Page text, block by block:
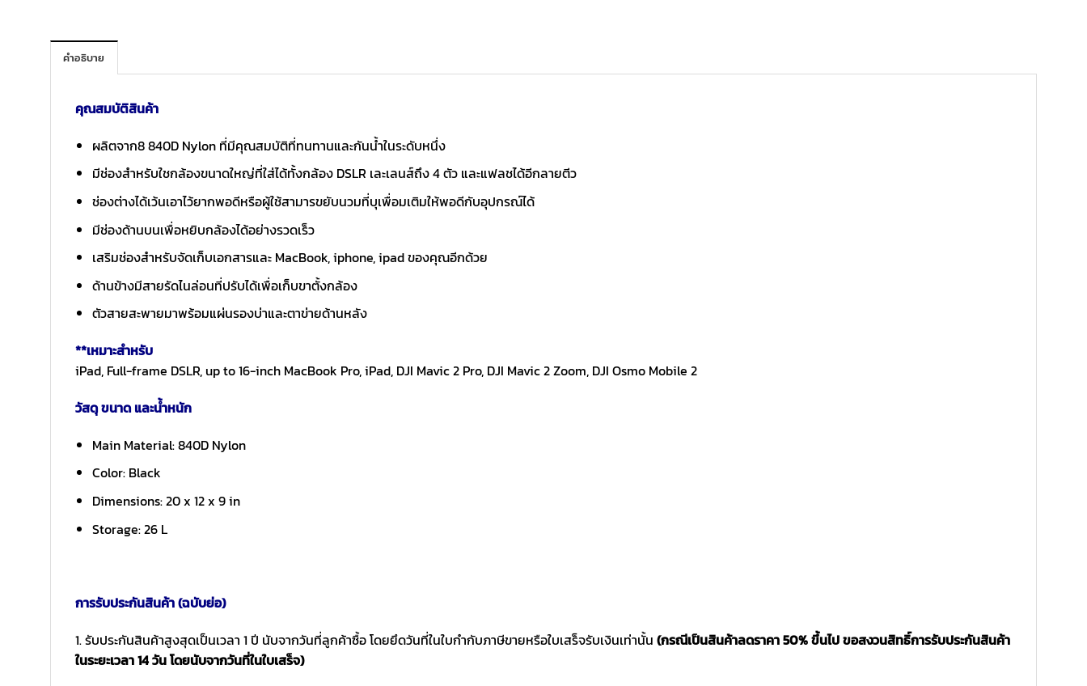
คำอธิบาย
คุณสมบัติสินค้า
ผลิตจาก8 840D Nylon ที่มีคุณสมบัติที่ทนทานและกันน้ำในระดับหนึ่ง
มีช่องสำหรับใชกล้องขนาดใหญ่ที่ใส่ได้ทั้งกล้อง DSLR เละเลนส์ถึง 4 ตัว และแฟลชได้อีกลายตีว
ช่องต่างได้เว้นเอาไว้ยากพอดีหรือผู้ใช้สามารขยับนวมที่บุเพื่อมเติมให้พอดีกับอุปกรณ์ได้
มีช่องด้านบนเพื่อหยิบกล้องได้อย่างรวดเร็ว
เสริมช่องสำหรับจัดเก็บเอกสารและ MacBook, iphone, ipad ของคุณอีกด้วย
ด้านข้างมีสายรัดไนล่อนที่ปรับได้เพื่อเก็บขาตั้งกล้อง
ตัวสายสะพายมาพร้อมแผ่นรองบ่าและตาข่ายด้านหลัง
**เหมาะสำหรับ
iPad, Full-frame DSLR, up to 16-inch MacBook Pro, iPad, DJI Mavic 2 Pro, DJI Mavic 2 Zoom, DJI Osmo Mobile 2
วัสดุ ขนาด และน้ำหนัก
Main Material: 840D Nylon
Color: Black
Dimensions: 20 x 12 x 9 in
Storage: 26 L
การรับประกันสินค้า (ฉบับย่อ)
1. รับประกันสินค้าสูงสุดเป็นเวลา 1 ปี นับจากวันที่ลูกค้าซื้อ โดยยึดวันที่ในใบกำกับภาษีขายหรือใบเสร็จรับเงินเท่านั้น (กรณีเป็นสินค้าลดราคา 50% ขึ้นไป ขอสงวนสิทธิ์การรับประกันสินค้า
ในระยะเวลา 14 วัน โดยนับจากวันที่ในใบเสร็จ)